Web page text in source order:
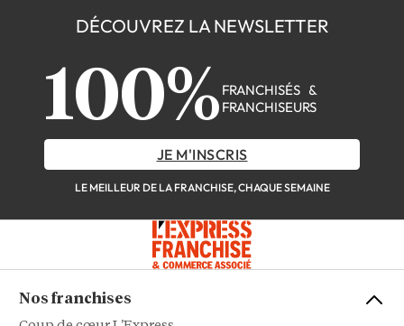
DÉCOUVREZ LA NEWSLETTER
100% FRANCHISÉS &
FRANCHISEURS
JE M'INSCRIS
LE MEILLEUR DE LA FRANCHISE, CHAQUE SEMAINE
Nos franchises